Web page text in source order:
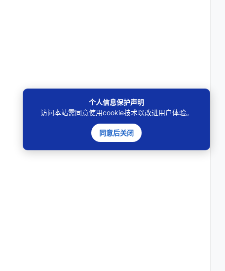
个人信息保护声明
访问本站需同意使用cookie技术以改进用户体验。
同意后关闭